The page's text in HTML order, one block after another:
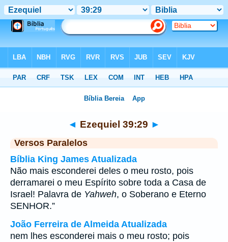
◄ Ezequiel 39:29 ►
Versos Paralelos
Bíblia King James Atualizada
Não mais esconderei deles o meu rosto, pois
derramarei o meu Espírito sobre toda a Casa de
Israel! Palavra de Yahweh, o Soberano e Eterno
SENHOR.”
João Ferreira de Almeida Atualizada
nem lhes esconderei mais o meu rosto; pois